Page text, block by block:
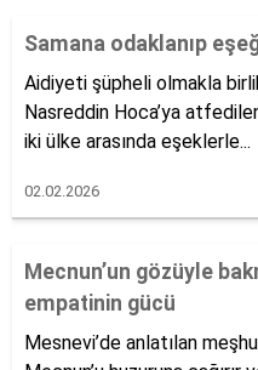
Samana odaklanıp
Aidiyeti şüpheli olmakla
Nasreddin Hoca’ya
iki ülke arasında eşeklerle...
02.02.2026
Mecnun’un gözüyle
empatinin gücü
Mesnevi’de anlatılan